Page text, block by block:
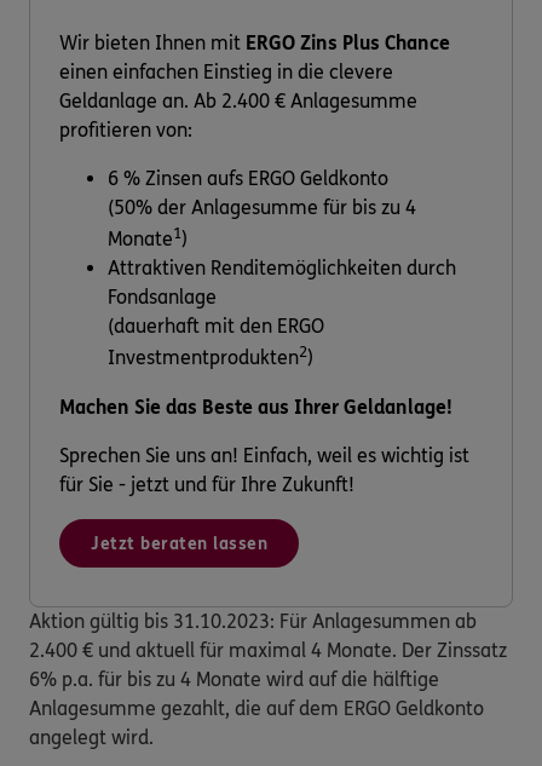
Wir bieten Ihnen mit ERGO Zins Plus Chance
einen einfachen Einstieg in die clevere
Geldanlage an. Ab 2.400 € Anlagesumme
profitieren von:
6 % Zinsen aufs ERGO Geldkonto
(50% der Anlagesumme für bis zu 4
Monate1)
Attraktiven Renditemöglichkeiten durch
Fondsanlage
(dauerhaft mit den ERGO
Investmentprodukten2)
Machen Sie das Beste aus Ihrer Geldanlage!
Sprechen Sie uns an! Einfach, weil es wichtig ist
für Sie - jetzt und für Ihre Zukunft!
Jetzt beraten lassen
Aktion gültig bis 31.10.2023: Für Anlagesummen ab
2.400 € und aktuell für maximal 4 Monate. Der Zinssatz
6% p.a. für bis zu 4 Monate wird auf die hälftige
Anlagesumme gezahlt, die auf dem ERGO Geldkonto
angelegt wird.